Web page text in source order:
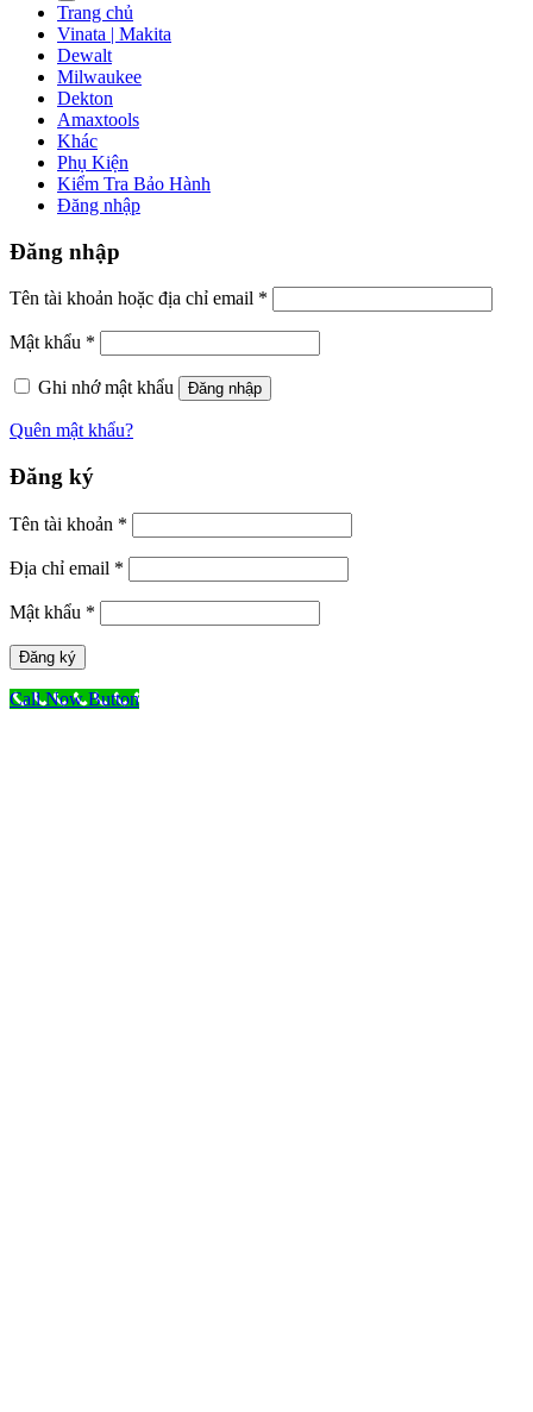
Trang chủ
Vinata | Makita
Dewalt
Milwaukee
Dekton
Amaxtools
Khác
Phụ Kiện
Kiểm Tra Bảo Hành
Đăng nhập
Đăng nhập
Tên tài khoản hoặc địa chỉ email *
Mật khẩu *
Ghi nhớ mật khẩu Đăng nhập
Quên mật khẩu?
Đăng ký
Tên tài khoản *
Địa chỉ email *
Mật khẩu *
Đăng ký
Call Now Button